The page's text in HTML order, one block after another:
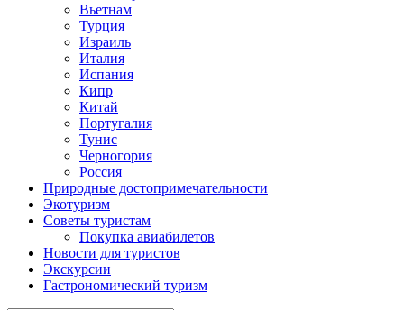
Вьетнам
Турция
Израиль
Италия
Испания
Кипр
Китай
Португалия
Тунис
Черногория
Россия
Природные достопримечательности
Экотуризм
Советы туристам
Покупка авиабилетов
Новости для туристов
Экскурсии
Гастрономический туризм